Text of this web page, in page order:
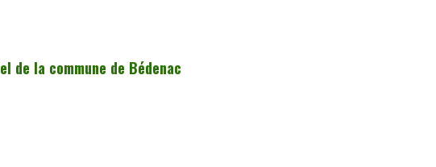
de la commune de Bédenac